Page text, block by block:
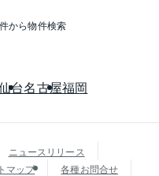
から物件検索
台名古屋福岡
ニュースリリース
マップ
各種お問合せ